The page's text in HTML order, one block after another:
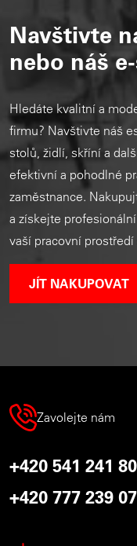
Navštivte
nebo náš
Hledáte kvalitní a
firmu? Navštivte náš
stolů, židlí, skříní a
efektivní a pohodlné
zaměstnance.
a získejte
vaší pracovní
JÍT NAKUPOVAT
Zavolejte nám
+420 541 241
+420 777 239